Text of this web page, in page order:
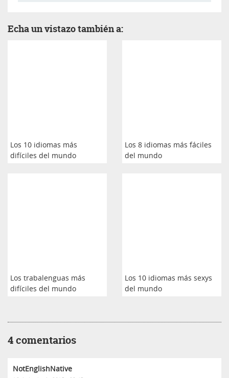
Echa un vistazo también a:
Los 10 idiomas más
difíciles del mundo
Los 8 idiomas más fáciles
del mundo
Los trabalenguas más
difíciles del mundo
Los 10 idiomas más sexys
del mundo
4 comentarios
NotEnglishNative